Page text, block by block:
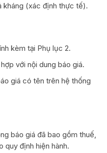
(xác định thực tế).
kèm tại Phụ lục 2.
với nội dung báo giá.
giá có tên trên hệ thống
báo giá đã bao gồm thuế,
quy định hiện hành.